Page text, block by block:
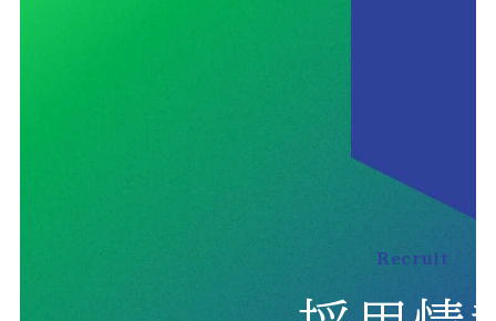
Recruit